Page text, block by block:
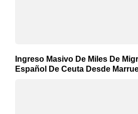
Ingreso Masivo De Miles De
Español De Ceuta Desde